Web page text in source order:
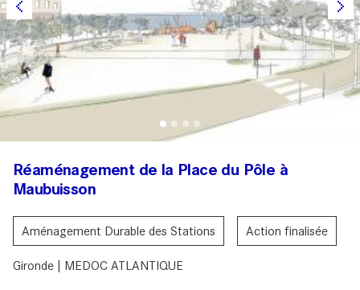
Réaménagement de la Place du Pôle à
Maubuisson
Aménagement Durable des Stations Action finalisée
Gironde | MEDOC ATLANTIQUE